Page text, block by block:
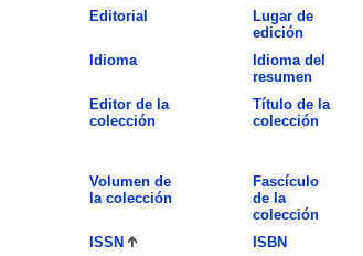
Editorial
Lugar de
edición
Idioma
Idioma del
resumen
Editor de la
colección
Título de la
colección
Volumen de
la colección
Fascículo
de la
colección
ISSN ISBN